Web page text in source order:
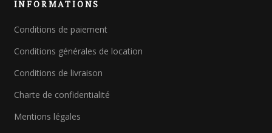
r
h
p
o
r
:
INFORMATIONS
Conditions de paiement
Conditions générales de location
Conditions de livraison
Charte de confidentialité
Mentions légales